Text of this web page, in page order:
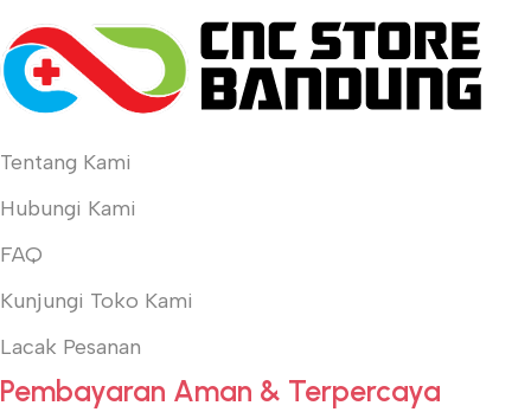
Tentang Kami
Hubungi Kami
FAQ
Kunjungi Toko Kami
Lacak Pesanan
Pembayaran Aman & Terpercaya